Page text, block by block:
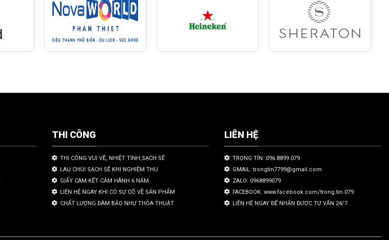
THI CÔNG
THI CÔNG VUI VẼ, NHIỆT TÌNH,SẠCH SẼ
LAU CHÙI SẠCH SẼ KHI NGHIỆM THU
GIẤY CAM KẾT CẢM HÀNH 6 NĂM
LIÊN HỆ NGAY KHI CÓ SỰ CỐ VỀ SẢN PHẨM
CHẤT LƯỢNG ĐÀM BẢO NHƯ THỎA THUẬT
LIÊN HỆ
TRỌNG TÍN: 096.8899.079
GMAIL: trongtin7799@gmail.com
ZALO: 0968899079
FACEBOOK: www.facebook.com/trong.tin.079
LIÊN HỆ NGAY ĐỂ NHẬN ĐƯỢC TƯ VẤN 24/7.